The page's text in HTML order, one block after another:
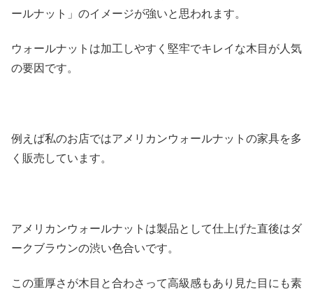
ールナット」のイメージが強いと思われます。
ウォールナットは加工しやすく堅牢でキレイな木目が人気
の要因です。
例えば私のお店ではアメリカンウォールナットの家具を多
く販売しています。
アメリカンウォールナットは製品として仕上げた直後はダ
ークブラウンの渋い色合いです。
この重厚さが木目と合わさって高級感もあり見た目にも素